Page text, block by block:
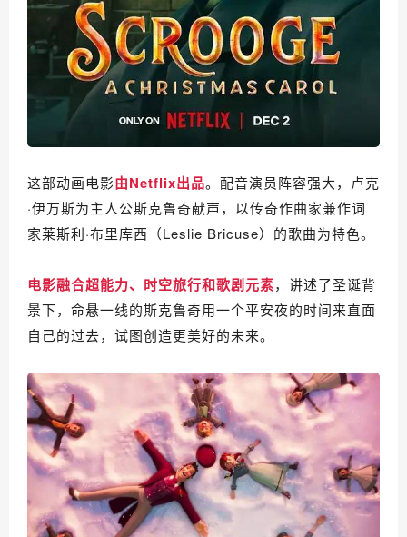
这部动画电影由Netflix出品。配音演员阵容强大，卢克
·伊万斯为主人公斯克鲁奇献声， 以传奇作曲家兼作词
家莱斯利·布里库西（Leslie Bricuse）的歌曲为特色。
电影融合超能力、时空旅行和歌剧元素，讲述了圣诞背
景下，命悬一线的斯克鲁奇用一个平安夜的时间来直面
自己的过去，试图创造更美好的未来。